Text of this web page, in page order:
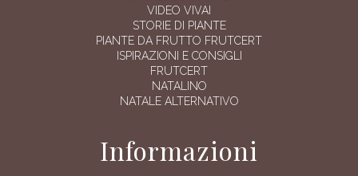
VIDEO VIVAI
STORIE DI PIANTE
PIANTE DA FRUTTO FRUTCERT
ISPIRAZIONI E CONSIGLI
FRUTCERT
NATALINO
NATALE ALTERNATIVO
Informazioni